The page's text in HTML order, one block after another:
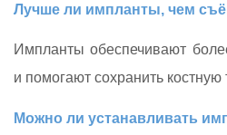
Лучше ли импланты, чем
Импланты обеспечивают
и помогают сохранить костную
Можно ли устанавливать